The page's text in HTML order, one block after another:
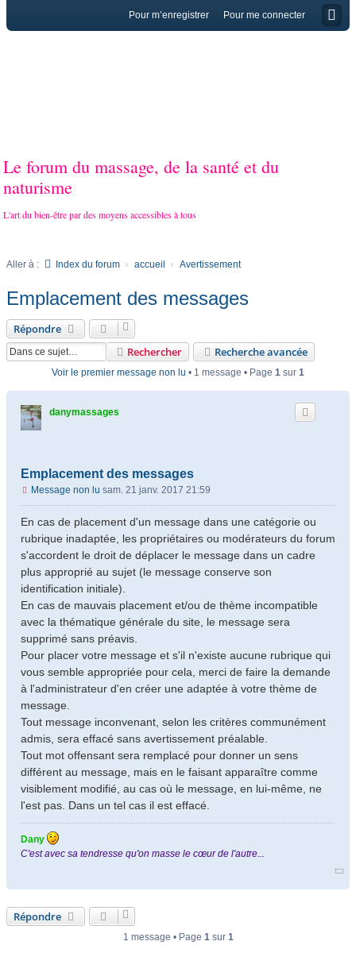
Pour me connecter
Pour m’enregistrer
Le forum du massage, de la santé et du
naturisme
L'art du bien-être par des moyens accessibles à tous
Aller à : Index du forum accueil Avertissement
Emplacement des messages
Répondre
Rechercher
Recherche avancée
Voir le premier message non lu • 1 message • Page 1 sur 1
danymassages
Emplacement des messages
Message non lu sam. 21 janv. 2017 21:59
En cas de placement d'un message dans une catégorie ou
rubrique inadaptée, les propriétaires ou modérateurs du forum
s'accordent le droit de déplacer le message dans un cadre
plus approprié au sujet (le message conserve son
identification initiale).
En cas de mauvais placement et/ou de thème incompatible
avec la thématique générale du site, le message sera
supprimé sans préavis.
Pour placer votre message et s'il n'existe aucune rubrique qui
vous semble appropriée pour cela, merci de faire la demande
à l'administrateur d'en créer une adaptée à votre thème de
message.
Tout message inconvenant, selon les critères communément
admis, sera effacé sans avertissement préalable.
Tout mot offensant sera remplacé pour donner un sens
différent au message, mais en le faisant apparaître comme
visiblement modifié, au cas où le message, en lui-même, ne
l'est pas. Dans un tel cas il est effacé.
Dany
C'est avec sa tendresse qu'on masse le cœur de l'autre...
Répondre
1 message • Page 1sur 1